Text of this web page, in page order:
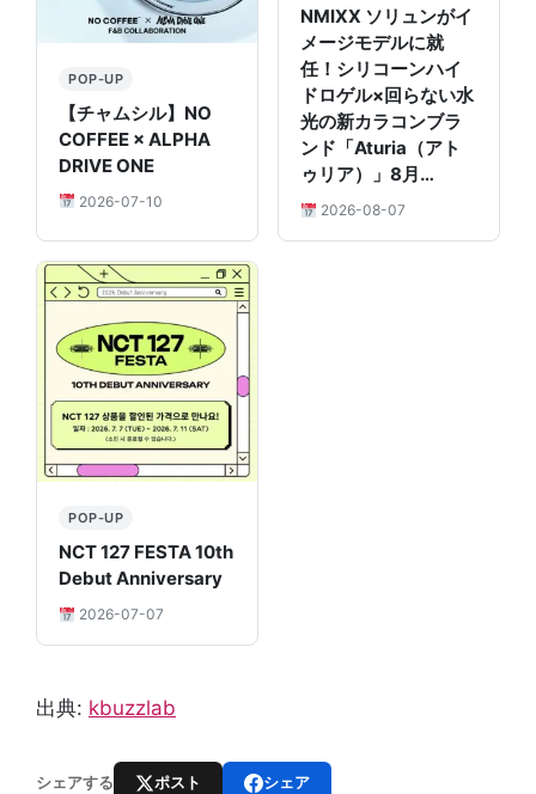
POP-UP
【チャムシル】NO
COFFEE × ALPHA
DRIVE ONE
2026-07-10
NMIXX ソリュンがイ
メージモデルに就
任！シリコーンハイ
ドロゲル×回らない水
光の新カラコンブラ
ンド「Aturia（アト
ゥリア）」8月…
2026-08-07
POP-UP
NCT 127 FESTA 10th
Debut Anniversary
2026-07-07
出典: kbuzzlab
シェアする ポスト シェア